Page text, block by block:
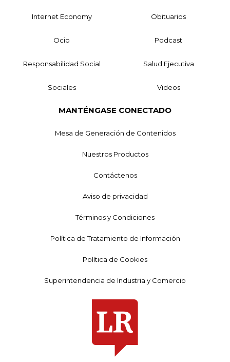
Internet Economy Obituarios
Ocio Podcast
Responsabilidad Social Salud Ejecutiva
Sociales Videos
MANTÉNGASE CONECTADO
Mesa de Generación de Contenidos
Nuestros Productos
Contáctenos
Aviso de privacidad
Términos y Condiciones
Política de Tratamiento de Información
Política de Cookies
Superintendencia de Industria y Comercio